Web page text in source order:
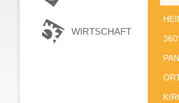
WIRTSCHAFT